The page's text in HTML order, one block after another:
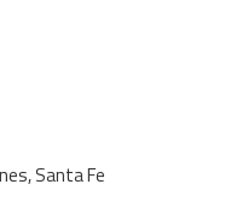
Santa Fe